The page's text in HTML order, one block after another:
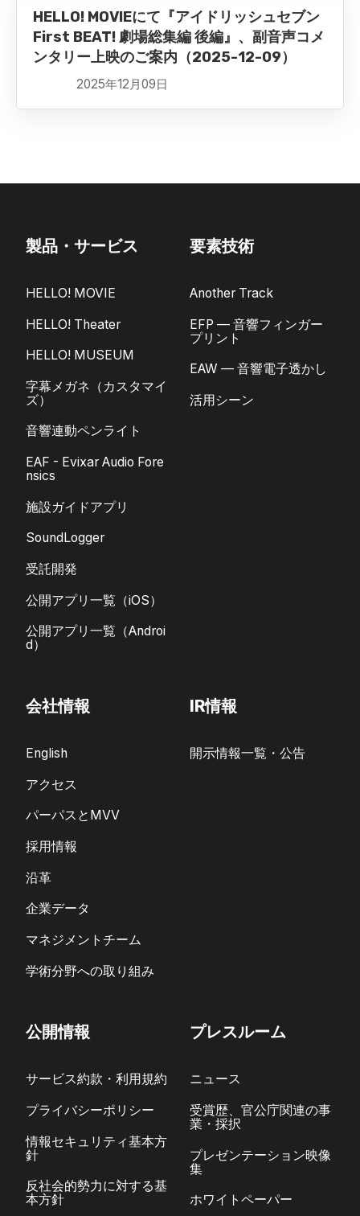
HELLO! MOVIEにて『アイドリッシュセブン
First BEAT! 劇場総集編 後編』、副音声コメ
ンタリー上映のご案内（2025-12-09）
2025年12月09日
製品・サービス
HELLO! MOVIE
HELLO! Theater
HELLO! MUSEUM
字幕メガネ（カスタマイ
ズ）
音響連動ペンライト
EAF - Evixar Audio Fore
nsics
施設ガイドアプリ
SoundLogger
受託開発
公開アプリ一覧（iOS）
公開アプリ一覧（Androi
d）
要素技術
Another Track
EFP — 音響フィンガー
プリント
EAW — 音響電子透かし
活用シーン
会社情報
English
アクセス
パーパスとMVV
採用情報
沿革
企業データ
マネジメントチーム
学術分野への取り組み
IR情報
開示情報一覧・公告
公開情報
サービス約款・利用規約
プライバシーポリシー
情報セキュリティ基本方
針
反社会的勢力に対する基
本方針
プレスルーム
ニュース
受賞歴、官公庁関連の事
業・採択
プレゼンテーション映像
集
ホワイトペーパー